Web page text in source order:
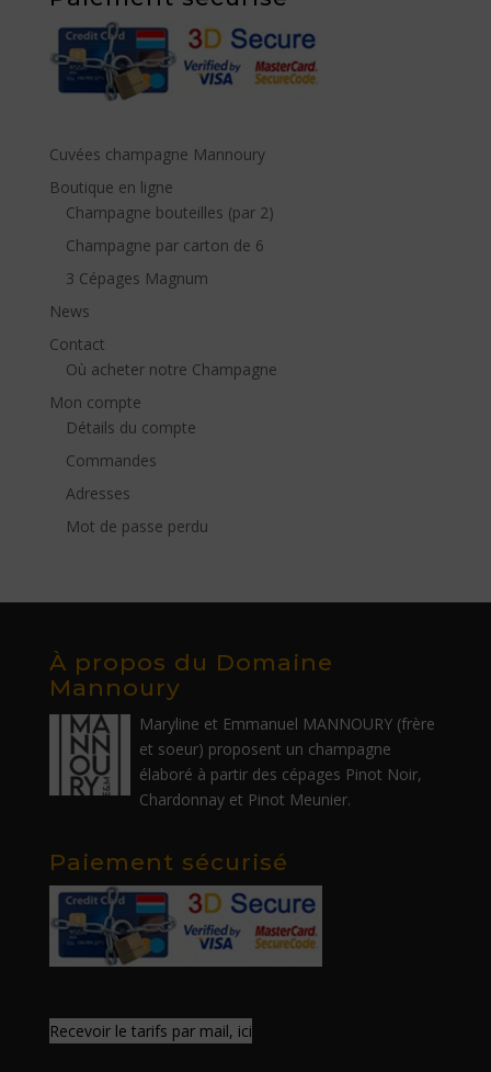
Cuvées champagne Mannoury
Boutique en ligne
Champagne bouteilles (par 2)
Champagne par carton de 6
3 Cépages Magnum
News
Contact
Où acheter notre Champagne
Mon compte
Détails du compte
Commandes
Adresses
Mot de passe perdu
À propos du Domaine
Mannoury
Maryline et Emmanuel MANNOURY (frère
et soeur) proposent un champagne
élaboré à partir des cépages Pinot Noir,
Chardonnay et Pinot Meunier.
Paiement sécurisé
Recevoir le tarifs par mail, ici